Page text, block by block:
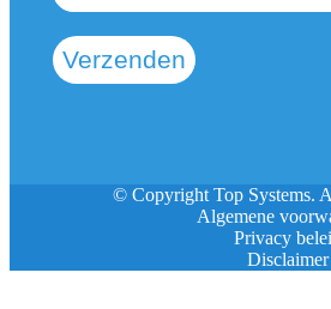
Verzenden
© Copyright Top Systems.
Algemene
Privacy
Disclaimer